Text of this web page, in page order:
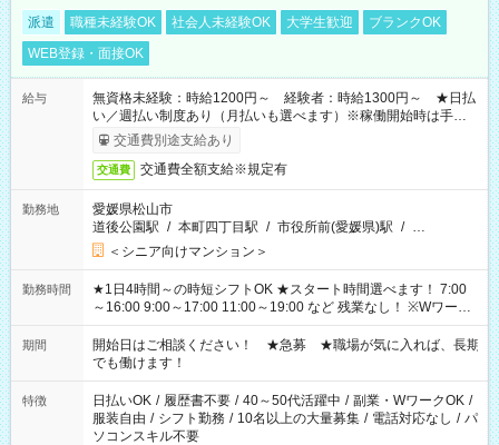
派遣 職種未経験OK 社会人未経験OK 大学生歓迎
ブランクOK
WEB登録・面接OK
給与
無資格未経験：時給1200円～ 経験者：時給1300円～ ★日払
い／週払い制度あり（月払いも選べます）※稼働開始時は手続き
完了次第のお支払いとなります。
交通費別途支給あり
交通費 交通費全額支給※規定有
勤務地
愛媛県松山市
道後公園駅 / 本町四丁目駅 / 市役所前(愛媛県)駅 / …
＜シニア向けマンション＞
勤務時間
★1日4時間～の時短シフトOK ★スタート時間選べます！ 7:00
～16:00 9:00～17:00 11:00～19:00 など 残業なし！ ※Wワーク
の場合、他のお仕事と合わせ週40時間超の就業はご案内できま
せん ※法令に基づき、週20時間以上勤務は社会保険への加入対
象となります ※労働者派遣法（日雇い派遣の原則禁止）によ
り、短時間・短期間の就業はご案内が難しい場合があります
期間
開始日はご相談ください！ ★急募 ★職場が気に入れば、長期
でも働けます！
特徴 日払いOK / 履歴書不要 / 40～50代活躍中 / 副業・WワークOK /
服装自由 / シフト勤務 / 10名以上の大量募集 / 電話対応なし / パ
ソコンスキル不要